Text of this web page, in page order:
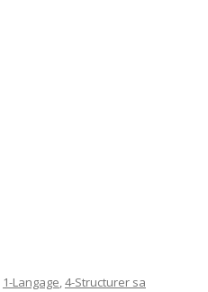
1-Langage,4-Structurer sa